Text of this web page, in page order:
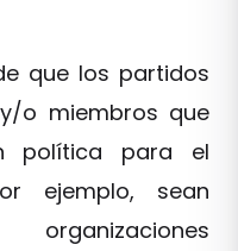
que los partidos
o miembros que
política para el
ejemplo, sean